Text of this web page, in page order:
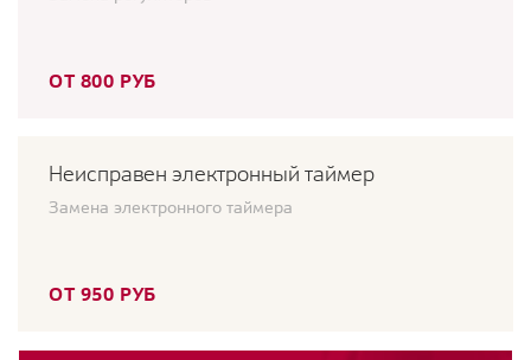
ОТ 800 РУБ
Неисправен электронный таймер
Замена электронного таймера
ОТ 950 РУБ